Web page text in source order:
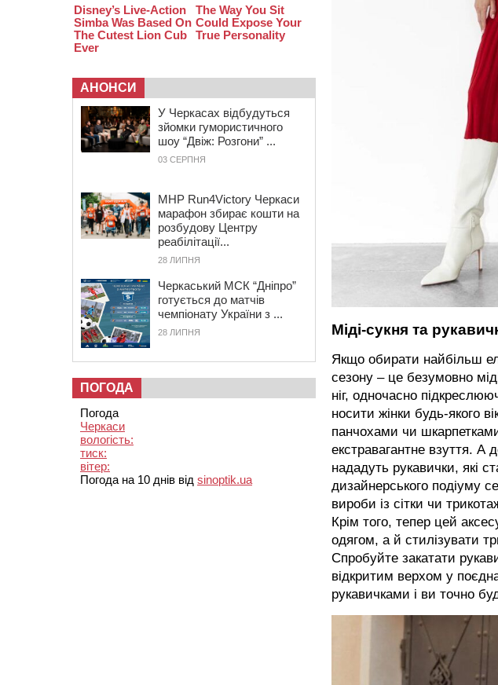
Міді-сукня та
Якщо обирати найбільш
сезону – це безумовно
ніг, одночасно
носити жінки будь-якого
панчохами чи
екстравагантне взуття. А
нададуть рукавички, які
дизайнерського подіуму
вироби із сітки чи
Крім того, тепер цей
одягом, а й стилізувати
Спробуйте закатати
відкритим верхом у
рукавичками і ви точно
АНОНСИ
У Черкасах відбудуться
зйомки гумористичного
шоу “Двіж: Розгони” ...
03 СЕРПНЯ
MHP Run4Victory Черкаси
марафон збирає кошти на
розбудову Центру
реабілітації...
28 ЛИПНЯ
Черкаський МСК “Дніпро”
готується до матчів
чемпіонату України з ...
28 ЛИПНЯ
ПОГОДА
Погода
Черкаси
вологість:
тиск:
вітер:
Погода на 10 днів від sinoptik.ua